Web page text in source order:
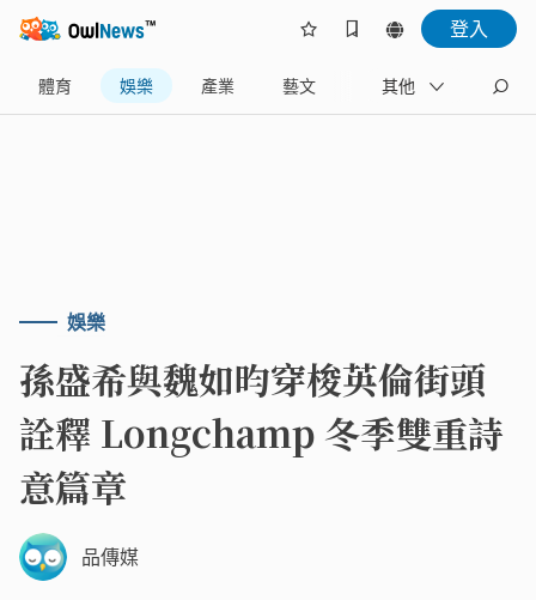
登入
體育 娛樂 產業 藝文 地方
其他
娛樂
孫盛希與魏如昀穿梭英倫街頭
詮釋 Longchamp 冬季雙重詩
意篇章
品傳媒